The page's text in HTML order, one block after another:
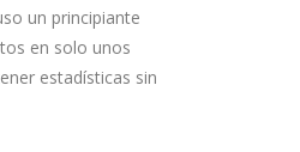
un principiante
en solo unos
estadísticas sin